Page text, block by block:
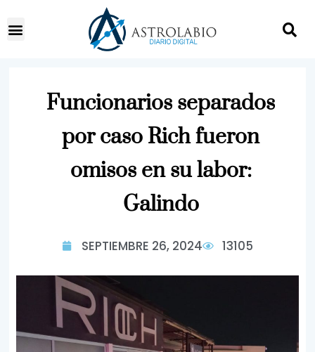
Funcionarios separados
por caso Rich fueron
omisos en su labor:
Galindo
SEPTIEMBRE 26, 2024 13105